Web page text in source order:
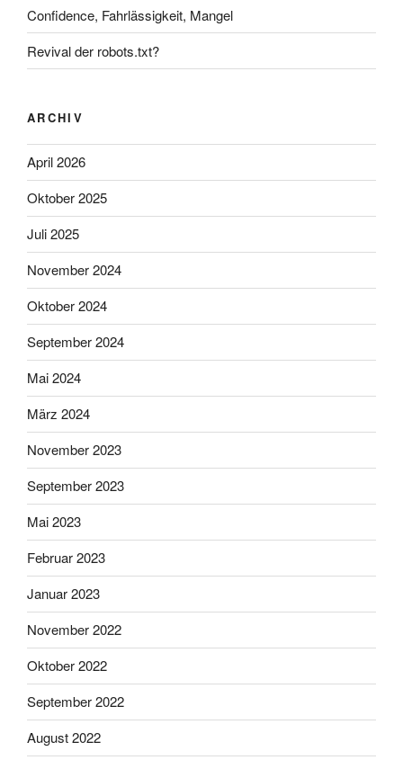
Confidence, Fahrlässigkeit, Mangel
Revival der robots.txt?
ARCHIV
April 2026
Oktober 2025
Juli 2025
November 2024
Oktober 2024
September 2024
Mai 2024
März 2024
November 2023
September 2023
Mai 2023
Februar 2023
Januar 2023
November 2022
Oktober 2022
September 2022
August 2022